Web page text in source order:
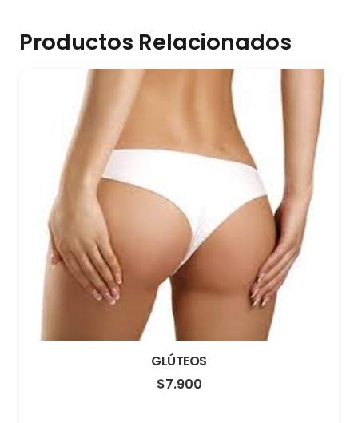
Productos Relacionados
GLÚTEOS
$7.900